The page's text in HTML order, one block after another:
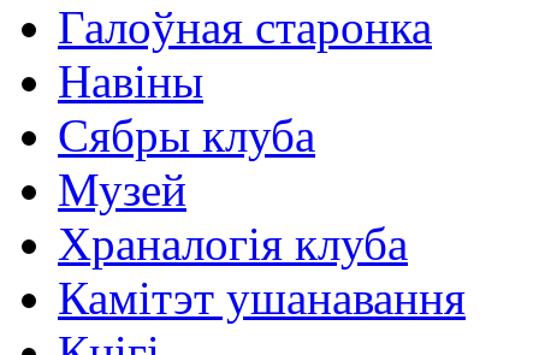
Галоўная старонка
Навіны
Сябры клуба
Музей
Храналогія клуба
Камітэт ушанавання